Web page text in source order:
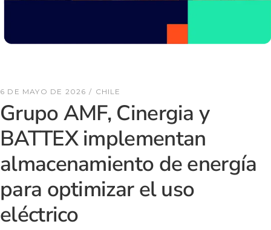
6 DE MAYO DE 2026 CHILE
Grupo AMF, Cinergia y
BATTEX implementan
almacenamiento de energía
para optimizar el uso
eléctrico